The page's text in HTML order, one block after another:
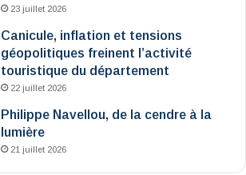
23 juillet 2026
Canicule, inflation et tensions
géopolitiques freinent l’activité
touristique du département
22 juillet 2026
Philippe Navellou, de la cendre à la
lumière
21 juillet 2026